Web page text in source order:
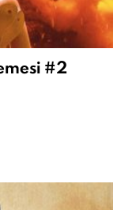
#2